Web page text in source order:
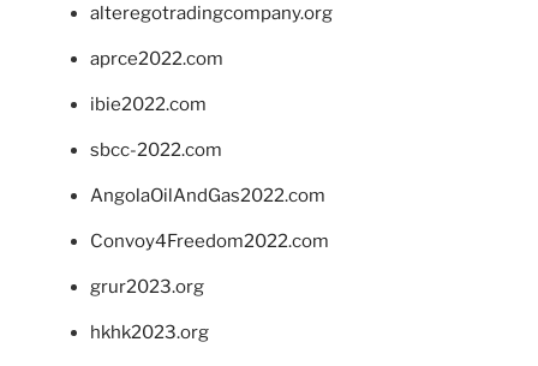
alteregotradingcompany.org
aprce2022.com
ibie2022.com
sbcc-2022.com
AngolaOilAndGas2022.com
Convoy4Freedom2022.com
grur2023.org
hkhk2023.org